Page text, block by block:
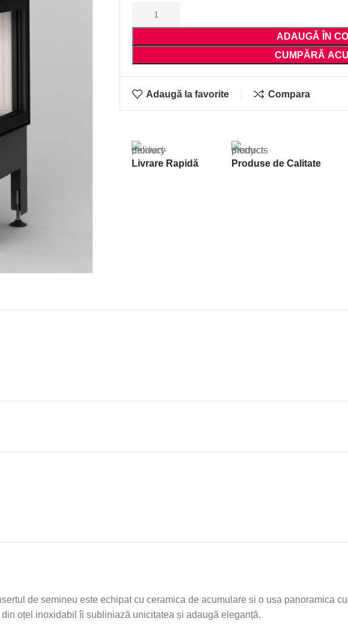
ADAUGĂ ÎN
CUMPĂRĂ
Adaugă la favorite Compara
Livrare Rapidă Produse de Calitate
de semineu este echipat cu ceramica de acumulare si o usa panoramica
oțel inoxidabil îi subliniază unicitatea și adaugă eleganță.